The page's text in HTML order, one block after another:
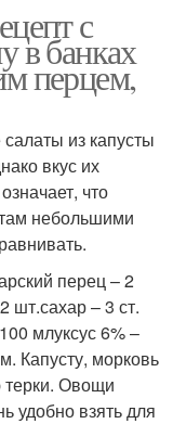
с
в банках
перцем,
из капусты
вкус их
что
небольшими
перец – 2
шт.сахар – 3 ст.
млуксус 6% –
Капусту, морковь
Овощи
удобно взять для